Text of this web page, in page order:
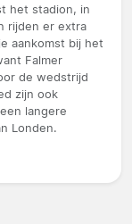
het stadion, in
rijden er extra
aankomst bij het
Falmer
de wedstrijd
zijn ook
langere
Londen.